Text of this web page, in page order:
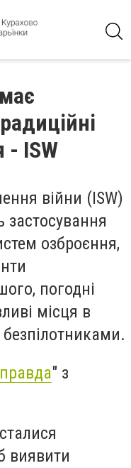
- ISW
війни (ISW)
застосування
озброєння,
погодні
місця в
" з
виявити